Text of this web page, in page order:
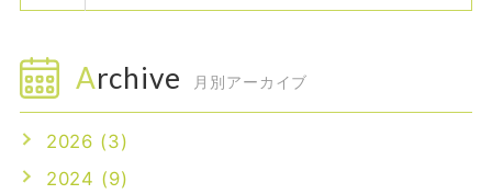
Archive 月別アーカイブ
2026 (3)
2024 (9)